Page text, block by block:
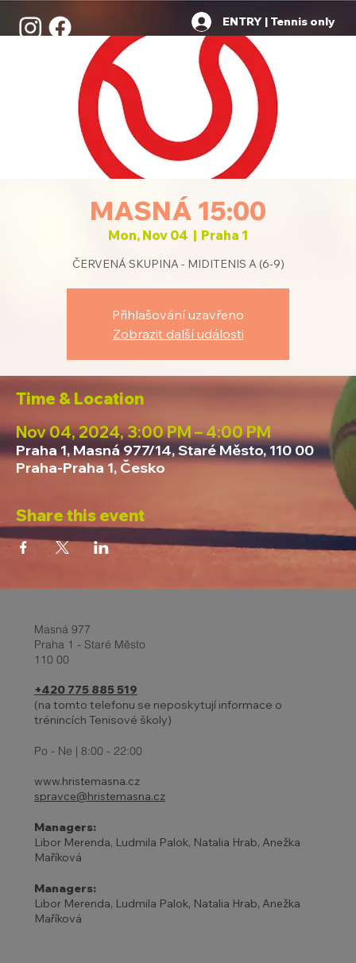
ENTRY | Tennis only
MASNÁ 15:00
Mon, Nov 04
  |
Praha 1
ČERVENÁ SKUPINA - MIDITENIS A (6-9)
Přihlašování uzavřeno
Zobrazit další události
Time & Location
Nov 04, 2024, 3:00 PM – 4:00 PM
Praha 1, Masná 977/14, Staré Město, 110 00
Praha-Praha 1, Česko
Share this event
Masná 977
Praha 1 - Staré Město
110 00
+420 775 885 519
(na tomto telefonu se neposkytují informace o
trénincích Tenisové školy)
Po - Ne | 8:00 - 22:00
www.hristemasna.cz
spravce@hristemasna.cz
Managers:
Libor Merenda, Ludmila Palok, Natalia Hrab, Anežka
Maříková
Managers:
Libor Merenda, Ludmila Palok, Natalia Hrab, Anežka
Maříková